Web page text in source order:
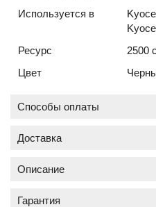
Используется в
Ресурс
2500
Цвет
Способы оплаты
Оплата по
Доставка
Доставка новых
Описание
Гарантия